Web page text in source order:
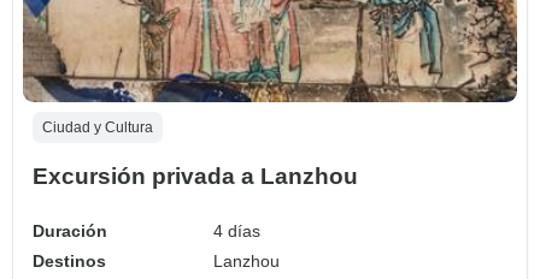
Ciudad y Cultura
Excursión privada a Lanzhou
Duración
4 días
Destinos
Lanzhou